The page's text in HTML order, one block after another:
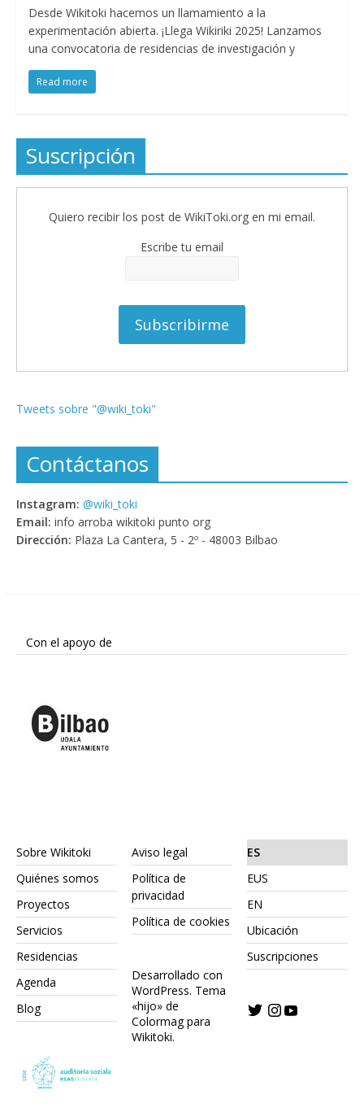
Desde Wikitoki hacemos un llamamiento a la
experimentación abierta. ¡Llega Wikiriki 2025! Lanzamos
una convocatoria de residencias de investigación y
Read more
Suscripción
Quiero recibir los post de WikiToki.org en mi email.
Escribe tu email
Tweets sobre "@wiki_toki"
Contáctanos
Instagram: @wiki_toki
Email: info arroba wikitoki punto org
Dirección: Plaza La Cantera, 5 - 2º - 48003 Bilbao
Con el apoyo de
Sobre Wikitoki
Quiénes somos
Proyectos
Servicios
Residencias
Agenda
Blog
Aviso legal
Política de
privacidad
Política de cookies
Desarrollado con
WordPress. Tema
«hijo» de
Colormag para
Wikitoki.
ES
EUS
EN
Ubicación
Suscripciones